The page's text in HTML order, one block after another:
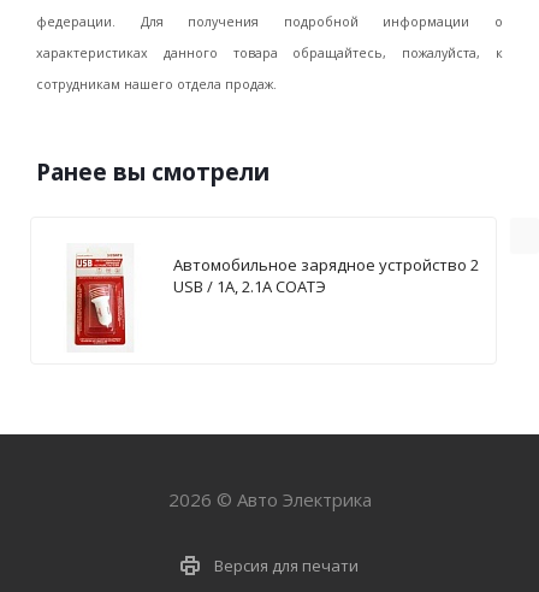
федерации. Для получения подробной информации о
характеристиках данного товара обращайтесь, пожалуйста, к
сотрудникам нашего отдела продаж.
Ранее вы смотрели
Автомобильное зарядное устройство 2
USB / 1А, 2.1А СОАТЭ
2026 © Авто Электрика
Версия для печати